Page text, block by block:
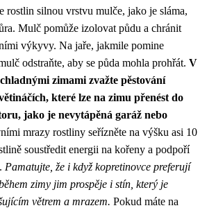
rostlin silnou vrstvu mulče, jako je sláma,
Mulč pomůže izolovat půdu a chránit
výkyvy. Na jaře, jakmile pomine
odstraňte, aby se půda mohla prohřát. V
zimami zvažte pěstování
které lze na zimu přenést do
jako je nevytápěná garáž nebo
mrazy rostliny seřízněte na výšku asi 10
soustředit energii na kořeny a podpoří
Pamatujte, že i když kopretinovce preferují
zimy jim prospěje i stín, který je
větrem a mrazem. Pokud máte na